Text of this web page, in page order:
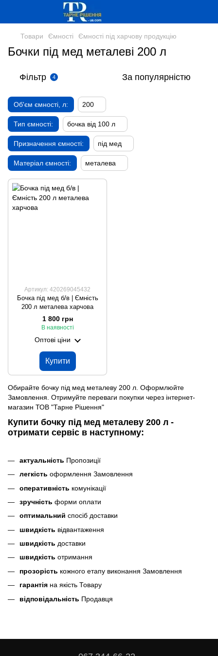
Товари Ємності Ємності під харчову продукцію
Бочки під мед металеві 200 л
Фільтр 4 За популярністю
Об'єм ємності, л: 200
Тип ємності: бочка від 100 л
Призначення ємності: під мед
Матеріал ємності: металева
Артикул: 420269045432
Бочка під мед б/в | Ємність
200 л металева харчова
1 800 грн
В наявності
Оптові ціни
Купити
Обирайте бочку під мед металеву 200 л. Оформлюйте
Замовлення. Отримуйте переваги покупки через інтернет-
магазин ТОВ "Тарне Рішення"
Купити бочку під мед металеву 200 л -
отримати сервіс в наступному:
актуальність Пропозиції
легкість оформлення Замовлення
оперативність комунікації
зручність форми оплати
оптимальний спосіб доставки
швидкість відвантаження
швидкість доставки
швидкість отримання
прозорість кожного етапу виконання Замовлення
гарантія на якість Товару
відповідальність Продавця